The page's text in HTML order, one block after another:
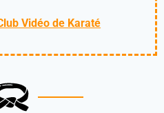
Vidéo de Karaté